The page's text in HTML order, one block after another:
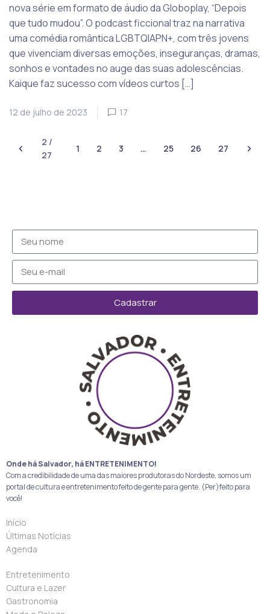
nova série em formato de áudio da Globoplay, “Depois
que tudo mudou”. O podcast ficcional traz na narrativa
uma comédia romântica LGBTQIAPN+, com três jovens
que vivenciam diversas emoções, inseguranças, dramas,
sonhos e vontades no auge das suas adolescências.
Kaique faz sucesso com vídeos curtos […]
12 de julho de 2023 17
2 /
27
1 2 3 … 25 26 27
Cadastrar
Onde há Salvador, há ENTRETENIMENTO!
Com a credibilidade de uma das maiores produtoras do Nordeste, somos um
portal de cultura e entretenimento feito de gente para gente. (Per)feito para
você!
Início
Últimas Notícias
Agenda
Entretenimento
Cultura e Lazer
Gastronomia